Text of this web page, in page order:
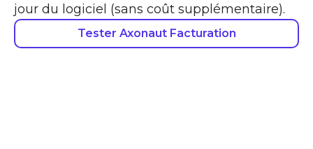
jour du logiciel (sans coût supplémentaire).
Tester Axonaut Facturation